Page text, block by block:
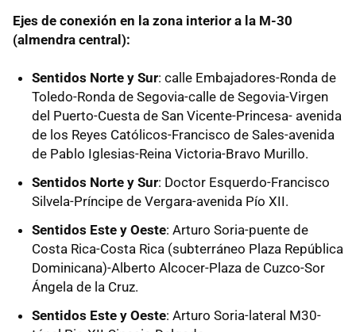
Ejes de conexión en la zona interior a la M-30
(almendra central):
Sentidos Norte y Sur: calle Embajadores-Ronda de
Toledo-Ronda de Segovia-calle de Segovia-Virgen
del Puerto-Cuesta de San Vicente-Princesa- avenida
de los Reyes Católicos-Francisco de Sales-avenida
de Pablo Iglesias-Reina Victoria-Bravo Murillo.
Sentidos Norte y Sur: Doctor Esquerdo-Francisco
Silvela-Príncipe de Vergara-avenida Pío XII.
Sentidos Este y Oeste: Arturo Soria-puente de
Costa Rica-Costa Rica (subterráneo Plaza República
Dominicana)-Alberto Alcocer-Plaza de Cuzco-Sor
Ángela de la Cruz.
Sentidos Este y Oeste: Arturo Soria-lateral M30-